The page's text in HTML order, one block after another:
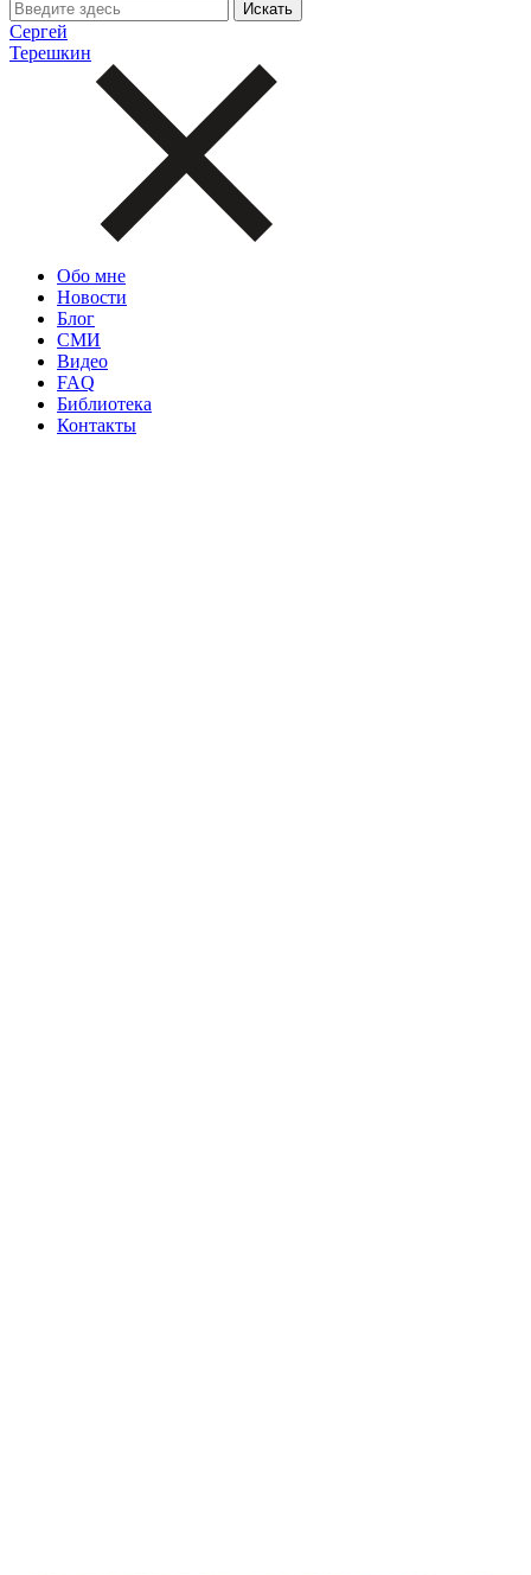
Сергей
Терешкин
Обо мне
Новости
Блог
СМИ
Видео
FAQ
Библиотека
Контакты